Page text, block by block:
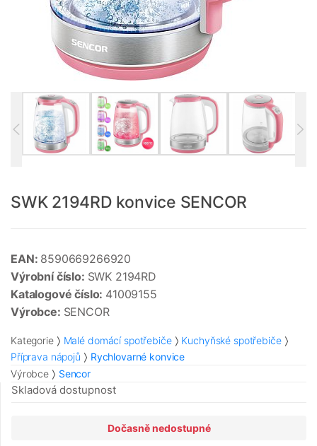
SWK 2194RD konvice SENCOR
EAN: 8590669266920
Výrobní číslo: SWK 2194RD
Katalogové číslo: 41009155
Výrobce: SENCOR
Kategorie Malé domácí spotřebiče
Kuchyňské spotřebiče
Příprava nápojů
Rychlovarné konvice
Výrobce
Sencor
Skladová dostupnost
Dočasně nedostupné